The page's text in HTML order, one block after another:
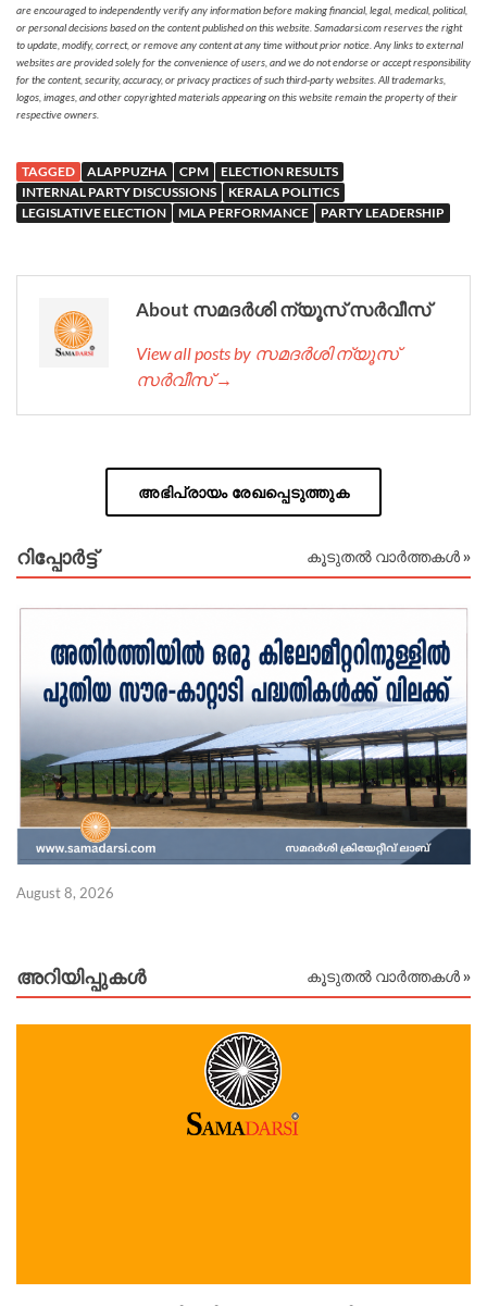
are encouraged to independently verify any information before making financial, legal, medical, political,
or personal decisions based on the content published on this website. Samadarsi.com reserves the right
to update, modify, correct, or remove any content at any time without prior notice. Any links to external
websites are provided solely for the convenience of users, and we do not endorse or accept responsibility
for the content, security, accuracy, or privacy practices of such third-party websites. All trademarks,
logos, images, and other copyrighted materials appearing on this website remain the property of their
respective owners.
TAGGED ALAPPUZHA CPM
ELECTION RESULTS
INTERNAL PARTY DISCUSSIONS
KERALA POLITICS
LEGISLATIVE ELECTION
MLA PERFORMANCE PARTY LEADERSHIP
About സമദർശി ന്യൂസ് സർവീസ്
View all posts by സമദർശി ന്യൂസ്
സർവീസ് →
അഭിപ്രായം രേഖപ്പെടുത്തുക
റിപ്പോര്‍ട്ട് കൂടുതൽ വാർത്തകൾ »
August 8, 2026
അറിയിപ്പുകള്‍ കൂടുതൽ വാർത്തകൾ »